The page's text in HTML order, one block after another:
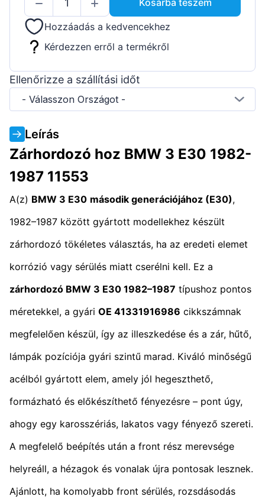
Kosárba teszem
Hozzáadás a kedvencekhez
Kérdezzen erről a termékről
Ellenőrizze a szállítási időt
- Válasszon Országot -
Leírás
Zárhordozó hoz BMW 3 E30 1982-
1987 11553
A(z) BMW 3 E30 második generációjához (E30),
1982–1987 között gyártott modellekhez készült
zárhordozó tökéletes választás, ha az eredeti elemet
korrózió vagy sérülés miatt cserélni kell. Ez a
zárhordozó BMW 3 E30 1982–1987 típushoz pontos
méretekkel, a gyári OE 41331916986 cikkszámnak
megfelelően készül, így az illeszkedése és a zár, hűtő,
lámpák pozíciója gyári szintű marad. Kiváló minőségű
acélból gyártott elem, amely jól hegeszthető,
formázható és előkészíthető fényezésre – pont úgy,
ahogy egy karosszériás, lakatos vagy fényező szereti.
A megfelelő beépítés után a front rész merevsége
helyreáll, a hézagok és vonalak újra pontosak lesznek.
Ajánlott, ha komolyabb front sérülés, rozsdásodás